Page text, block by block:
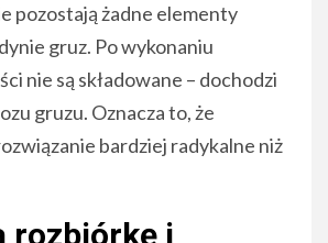
pozostają żadne elementy
gruz. Po wykonaniu
nie są składowane – dochodzi
gruzu. Oznacza to, że
bardziej radykalne niż
rozbiórkę i